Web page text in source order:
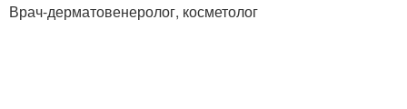
Врач-дерматовенеролог, косметолог